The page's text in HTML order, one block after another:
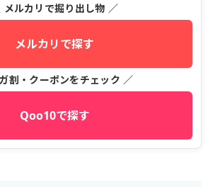
メルカリで掘り出し物 ／
メルカリで探す
割・クーポンをチェック ／
Qoo10で探す